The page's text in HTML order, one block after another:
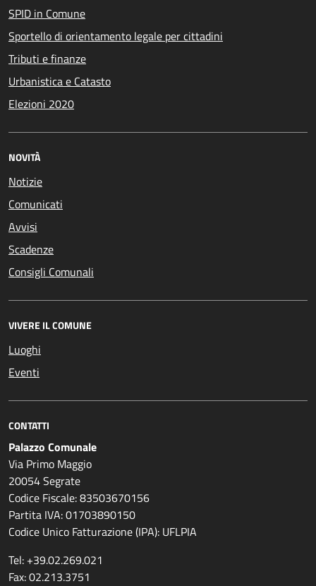
SPID in Comune
Sportello di orientamento legale per cittadini
Tributi e finanze
Urbanistica e Catasto
Elezioni 2020
NOVITÀ
Notizie
Comunicati
Avvisi
Scadenze
Consigli Comunali
VIVERE IL COMUNE
Luoghi
Eventi
CONTATTI
Palazzo Comunale
Via Primo Maggio
20054 Segrate
Codice Fiscale: 83503670156
Partita IVA: 01703890150
Codice Unico Fatturazione (IPA): UFLPIA
Tel: +39.02.269.021
Fax: 02.213.3751